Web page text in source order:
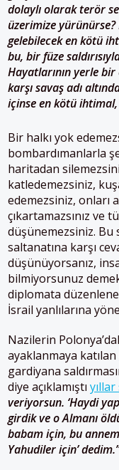
dolaylı olarak terör
üzerimize
gelebilecek en kötü
bu, bir füze
Hayatlarının yerle
karşı savaş adı
içinse en kötü ihtimal,
Bir halkı yok
bombardımanlarla
haritadan
katledemezsiniz,
edemezsiniz, onları
çıkartamazsınız ve
düşünemezsiniz. Bu
saltanatına karşı
düşünüyorsanız,
bilmiyorsunuz
diplomata
İsrail yanlılarına
Nazilerin
ayaklanmaya katılan
gardiyana
diye açıklamıştı
veriyorsun. ‘Haydi
girdik ve o Almanı
babam için, bu
Yahudiler için’ dedim.”